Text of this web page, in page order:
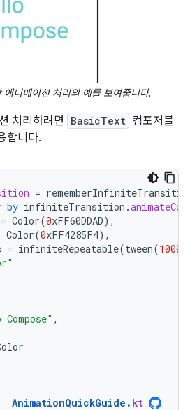
애니메이션 처리의 예를 보여줍니다.
처리하려면 BasicText 컴포저블
합니다.
=
by infiniteTransition .
= Color(0xFF60DDAD),
Color(0xFF4285F4),
= infiniteRepeatable(tween(1000
,
AnimationQuickGuide . kt